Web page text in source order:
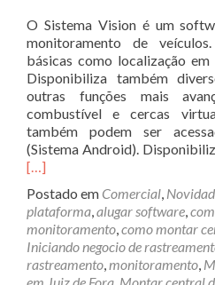
O Sistema Vision é um
monitoramento de
básicas como localização
Disponibiliza também
outras funções mais
combustível e cercas
também podem ser
(Sistema Android).
[…]
Postado em Comercial,
plataforma,alugar software,
monitoramento,como montar
Iniciando negocio de
rastreamento,monitoramento,